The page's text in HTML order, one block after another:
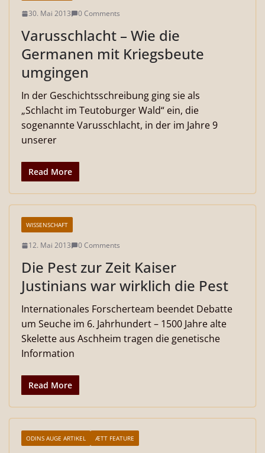
30. Mai 2013 0 Comments
Varusschlacht – Wie die
Germanen mit Kriegsbeute
umgingen
In der Geschichtsschreibung ging sie als
„Schlacht im Teutoburger Wald“ ein, die
sogenannte Varusschlacht, in der im Jahre 9
unserer
Read More
WISSENSCHAFT
12. Mai 2013 0 Comments
Die Pest zur Zeit Kaiser
Justinians war wirklich die Pest
Internationales Forscherteam beendet Debatte
um Seuche im 6. Jahrhundert – 1500 Jahre alte
Skelette aus Aschheim tragen die genetische
Information
Read More
ODINS AUGE ARTIKEL ÆTT FEATURE